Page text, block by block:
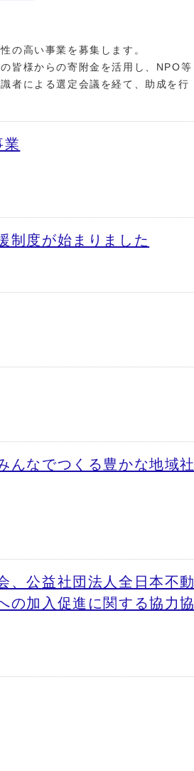
の高い事業を募集します。
皆様からの寄附金を活用し、NPO等
者による選定会議を経て、助成を行
制度が始まりました
んなでつくる豊かな地域社
、公益社団法人全日本不動
の加入促進に関する協力協